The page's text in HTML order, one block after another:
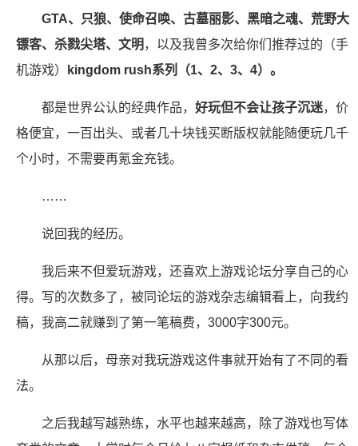
GTA、只狼、使命召唤、古墓丽影、黑暗之魂、荒野大
镖客、杀戮尖塔、文明 ，以及我曾多次给你们推荐过的（手
机游戏）
kingdom rush系列（1、2、3、4）。
都是世界公认的经典作品， 好玩但不会让孩子沉迷，价
格便宜，一百出头、或者几十块钱买断版权就能随便玩几千
个小时，不需要再氪金充钱。
……
说回我的经历。
我后来不但爱玩游戏，还喜欢上游戏论坛分享自己的心
得。写的次数多了，被同论坛的游戏杂志编辑看上，向我约
稿，我高二就赚到了第一笔稿费，3000字300元。
从那以后，母亲对我玩游戏这件事就开始有了不同的看
法。
之后我越写越熟练，水平也越来越高，除了游戏也写体